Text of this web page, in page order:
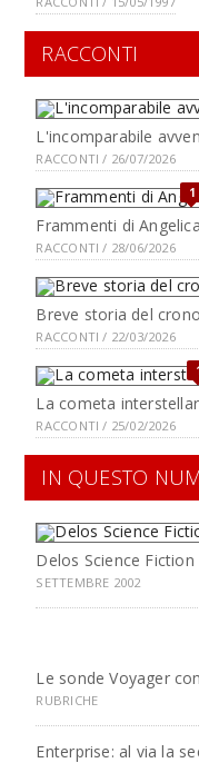
RACCONTI
L'incomparabile
RACCONTI / 26/07/2026
1
Frammenti di Angelica
RACCONTI / 28/06/2026
Breve storia del
RACCONTI / 22/03/2026
La cometa
RACCONTI / 25/02/2026
IN QUESTO
Delos Science Fiction
SETTEMBRE 2002
Le sonde Voyager
RUBRICHE
Enterprise: al via la